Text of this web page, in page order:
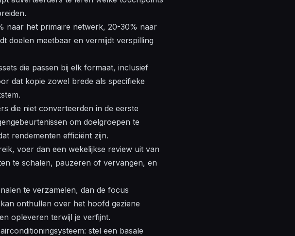
naar het primaire netwerk, 20-30% naar
doelen meetbaar en vermijdt verspilling
die passen bij elk formaat, inclusief
dat kopie zowel brede als specifieke
die niet converteerden in de eerste
om doelgroepen te
rendementen efficiënt zijn.
voer dan een wekelijkse review uit van
te schalen, pauzeren of vervangen, en
te verzamelen, dan de focus
onthullen over het hoofd geziene
opleveren terwijl je verfijnt.
stel een basale